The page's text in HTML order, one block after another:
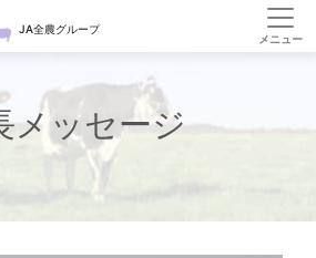
JA全農グループ
社長メッセージ
メッセージ